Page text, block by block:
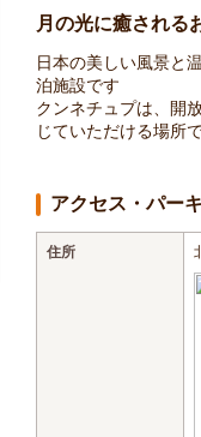
月の光に癒され
日本の美しい風景と
泊施設です
クンネチュプは、開
じていただける場所
アクセス・パー
住所